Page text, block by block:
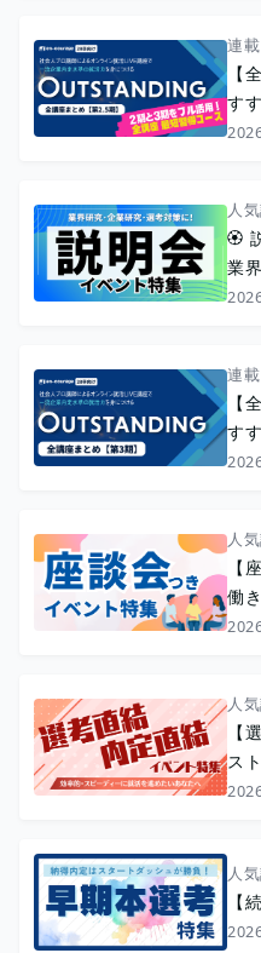
連
【
す
『
人
🏵️
業
連
【
す
『
人
【
働
💡
人
【
ス
づ
人
【